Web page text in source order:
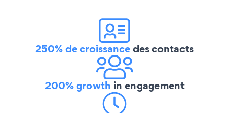
250% de croissancedes contacts
200% growth in engagement